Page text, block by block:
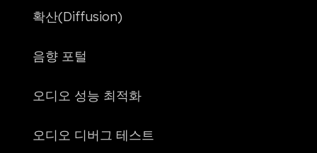
확산(Diffusion)
음향 포털
오디오 성능 최적화
오디오 디버그 테스트